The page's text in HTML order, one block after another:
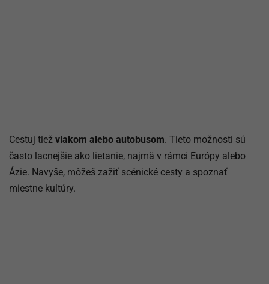
Cestuj tiež vlakom alebo autobusom. Tieto možnosti sú
často lacnejšie ako lietanie, najmä v rámci Európy alebo
Ázie. Navyše, môžeš zažiť scénické cesty a spoznať
miestne kultúry.